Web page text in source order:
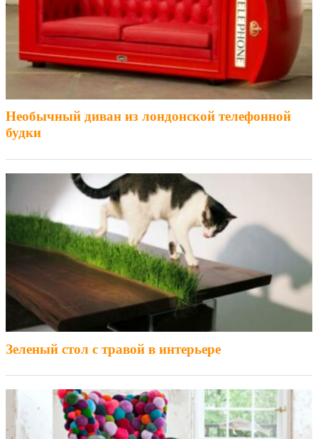
Необычный диван из лондонской телефонной
будки
Зеленый стол с травой в интерьере